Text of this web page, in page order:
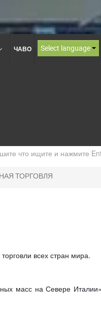
ЧАВО Select language
ТОРГОВЛЯ
всех стран мира.
масс на Севере Италии»